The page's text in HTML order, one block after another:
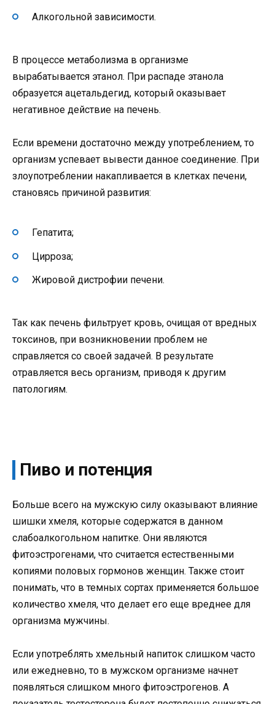
Алкогольной зависимости.
В процессе метаболизма в организме
вырабатывается этанол. При распаде этанола
образуется ацетальдегид, который оказывает
негативное действие на печень.
Если времени достаточно между употреблением, то
организм успевает вывести данное соединение. При
злоупотреблении накапливается в клетках печени,
становясь причиной развития:
Гепатита;
Цирроза;
Жировой дистрофии печени.
Так как печень фильтрует кровь, очищая от вредных
токсинов, при возникновении проблем не
справляется со своей задачей. В результате
отравляется весь организм, приводя к другим
патологиям.
Пиво и потенция
Больше всего на мужскую силу оказывают влияние
шишки хмеля, которые содержатся в данном
слабоалкогольном напитке. Они являются
фитоэстрогенами, что считается естественными
копиями половых гормонов женщин. Также стоит
понимать, что в темных сортах применяется большое
количество хмеля, что делает его еще вреднее для
организма мужчины.
Если употреблять хмельный напиток слишком часто
или ежедневно, то в мужском организме начнет
появляться слишком много фитоэстрогенов. А